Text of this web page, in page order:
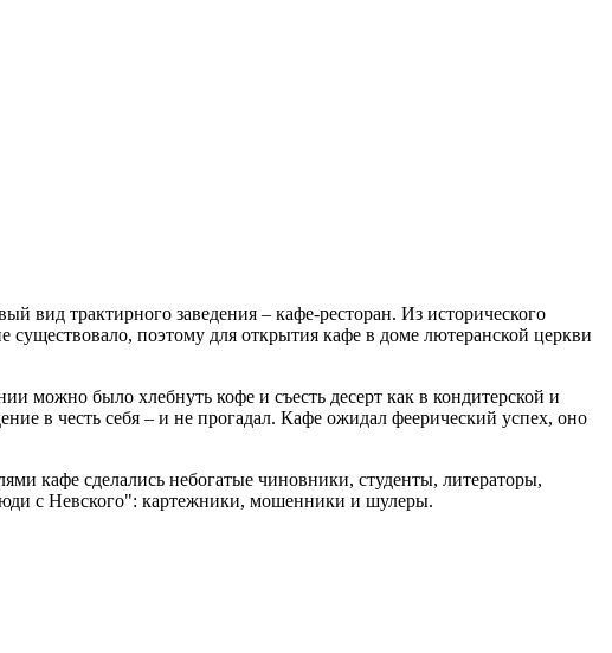
вид трактирного заведения – кафе-ресторан. Из исторического
поэтому для открытия кафе в доме лютеранской церкви
можно было хлебнуть кофе и съесть десерт как в кондитерской и
в честь себя – и не прогадал. Кафе ожидал феерический успех, оно
кафе сделались небогатые чиновники, студенты, литераторы,
с Невского": картежники, мошенники и шулеры.